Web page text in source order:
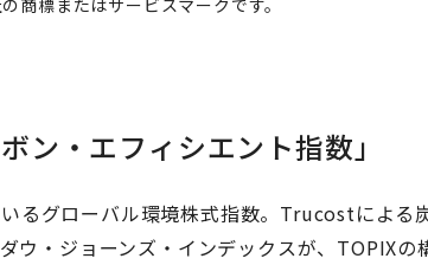
商標またはサービスマークです。
ン・エフィシエント指数」
るグローバル環境株式指数。Trucostによる
ウ・ジョーンズ・インデックスが、TOPIXの